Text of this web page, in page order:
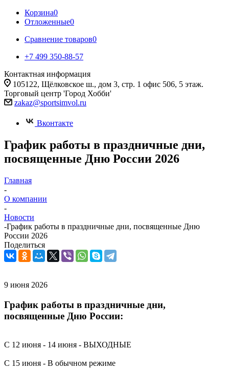
Корзина0
Отложенные0
Сравнение товаров0
+7 499 350-88-57
Контактная информация
105122, Щёлковское ш., дом 3, стр. 1 офис 506, 5 этаж.
Торговый центр 'Город Хобби'
zakaz@sportsimvol.ru
Вконтакте
График работы в праздничные дни,
посвященные Дню России 2026
Главная
-
О компании
-
Новости
-График работы в праздничные дни, посвященные Дню
России 2026
Поделиться
9 июня 2026
График работы в праздничные дни,
посвященные Дню России:
С 12 июня - 14 июня - ВЫХОДНЫЕ
С 15 июня - В обычном режиме